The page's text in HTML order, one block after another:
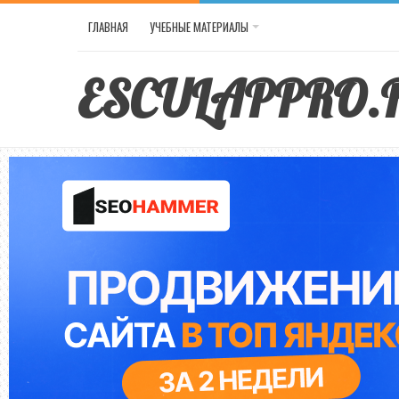
ГЛАВНАЯ УЧЕБНЫЕ МАТЕРИАЛЫ